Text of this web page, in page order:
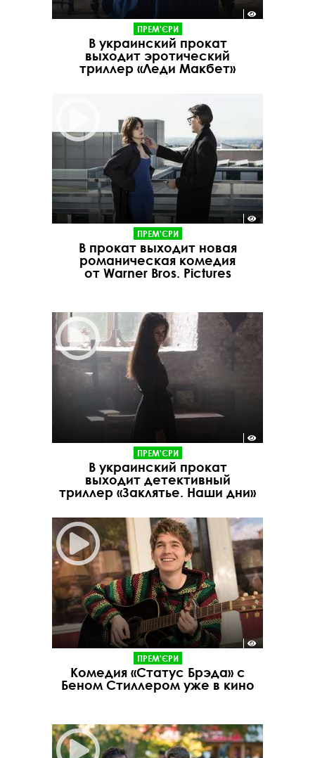
ПРЕМ'ЄРИ
В украинский прокат
выходит эротический
триллер «Леди Макбет»
ПРЕМ'ЄРИ
В прокат выходит новая
романическая комедия
от Warner Bros. Pictures
ПРЕМ'ЄРИ
В украинский прокат
выходит детективный
триллер «Заклятье. Наши дни»
ПРЕМ'ЄРИ
Комедия «Статус Брэда» с
Беном Стиллером уже в кино